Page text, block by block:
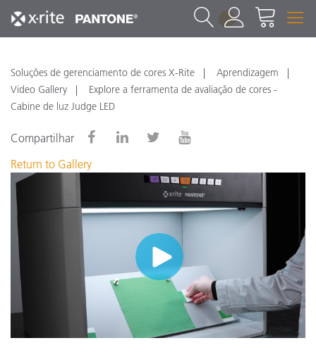
1
Soluções de gerenciamento de cores X-Rite
Aprendizagem
Video Gallery
Explore a ferramenta de avaliação de cores -
Cabine de luz Judge LED
Compartilhar
Return to Gallery